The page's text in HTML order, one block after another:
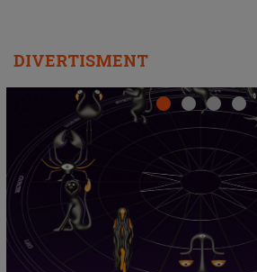
DIVERTISMENT